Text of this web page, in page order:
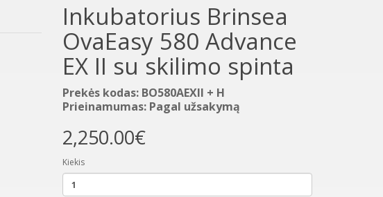
Inkubatorius Brinsea
OvaEasy 580 Advance
EX II su skilimo spinta
Prekės kodas: BO580AEXII + H
Prieinamumas: Pagal užsakymą
2,250.00€
Kiekis